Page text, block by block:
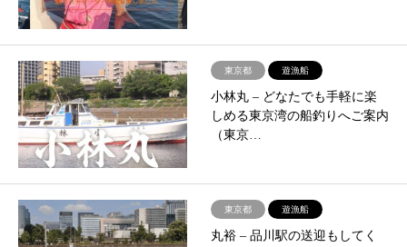
東京都 遊漁船
小林丸 – どなたでも手軽に楽
しめる東京湾の船釣りへご案内
（東京…
東京都 遊漁船
丸裕 – 品川駅の送迎もしてく